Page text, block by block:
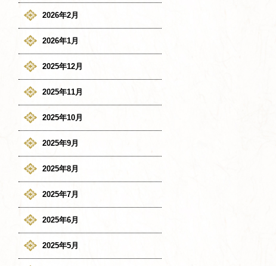
2026年2月
2026年1月
2025年12月
2025年11月
2025年10月
2025年9月
2025年8月
2025年7月
2025年6月
2025年5月